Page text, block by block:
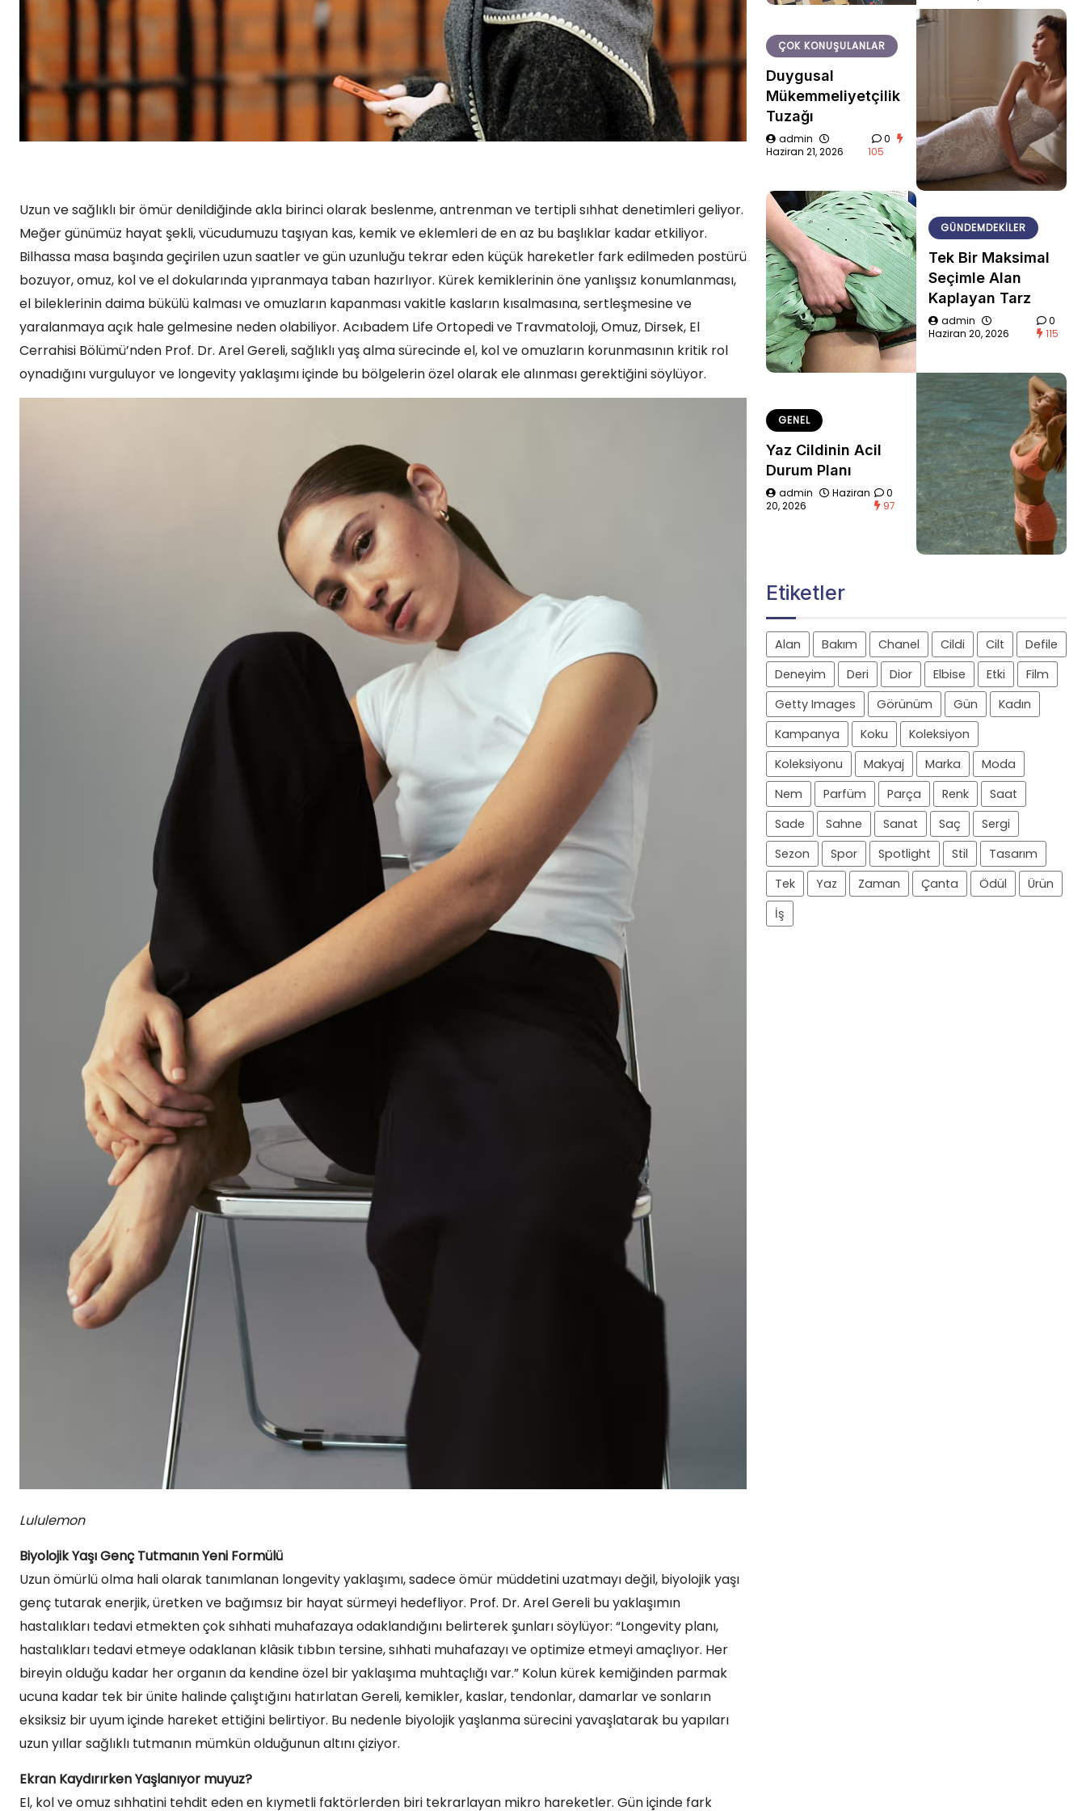
Uzun ve sağlıklı bir ömür denildiğinde akla birinci olarak beslenme, antrenman ve tertipli sıhhat denetimleri geliyor.
Meğer günümüz hayat şekli, vücudumuzu taşıyan kas, kemik ve eklemleri de en az bu başlıklar kadar etkiliyor.
Bilhassa masa başında geçirilen uzun saatler ve gün uzunluğu tekrar eden küçük hareketler fark edilmeden postürü
bozuyor, omuz, kol ve el dokularında yıpranmaya taban hazırlıyor. Kürek kemiklerinin öne yanlışsız konumlanması,
el bileklerinin daima bükülü kalması ve omuzların kapanması vakitle kasların kısalmasına, sertleşmesine ve
yaralanmaya açık hale gelmesine neden olabiliyor. Acıbadem Life Ortopedi ve Travmatoloji, Omuz, Dirsek, El
Cerrahisi Bölümü’nden Prof. Dr. Arel Gereli, sağlıklı yaş alma sürecinde el, kol ve omuzların korunmasının kritik rol
oynadığını vurguluyor ve longevity yaklaşımı içinde bu bölgelerin özel olarak ele alınması gerektiğini söylüyor.
Lululemon
Biyolojik Yaşı Genç Tutmanın Yeni Formülü
Uzun ömürlü olma hali olarak tanımlanan longevity yaklaşımı, sadece ömür müddetini uzatmayı değil, biyolojik yaşı
genç tutarak enerjik, üretken ve bağımsız bir hayat sürmeyi hedefliyor. Prof. Dr. Arel Gereli bu yaklaşımın
hastalıkları tedavi etmekten çok sıhhati muhafazaya odaklandığını belirterek şunları söylüyor: “Longevity planı,
hastalıkları tedavi etmeye odaklanan klâsik tıbbın tersine, sıhhati muhafazayı ve optimize etmeyi amaçlıyor. Her
bireyin olduğu kadar her organın da kendine özel bir yaklaşıma muhtaçlığı var.” Kolun kürek kemiğinden parmak
ucuna kadar tek bir ünite halinde çalıştığını hatırlatan Gereli, kemikler, kaslar, tendonlar, damarlar ve sonların
eksiksiz bir uyum içinde hareket ettiğini belirtiyor. Bu nedenle biyolojik yaşlanma sürecini yavaşlatarak bu yapıları
uzun yıllar sağlıklı tutmanın mümkün olduğunun altını çiziyor.
Ekran Kaydırırken Yaşlanıyor muyuz?
El, kol ve omuz sıhhatini tehdit eden en kıymetli faktörlerden biri tekrarlayan mikro hareketler. Gün içinde fark
ÇOK KONUŞULANLAR
Duygusal
Mükemmeliyetçilik
Tuzağı
admin
Haziran 21, 2026
0
105
GÜNDEMDEKILER
Tek Bir Maksimal
Seçimle Alan
Kaplayan Tarz
admin
Haziran 20, 2026
0
115
GENEL
Yaz Cildinin Acil
Durum Planı
admin
Haziran
20, 2026
0
97
Etiketler
Alan Bakım Chanel Cildi Cilt
Defile
Deneyim
Deri Dior Elbise Etki
Film
Getty Images
Görünüm Gün
Kadın
Kampanya
Koku
Koleksiyon
Koleksiyonu
Makyaj Marka
Moda
Nem
Parfüm Parça Renk
Saat
Sade
Sahne Sanat Saç
Sergi
Sezon
Spor Spotlight Stil
Tasarım
Tek
Yaz Zaman Çanta Ödül
Ürün
İş